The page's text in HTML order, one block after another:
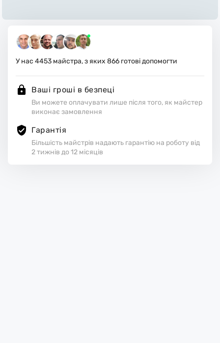
еріали. Виконавці стежать за чистотою та прибирають робо
че місце.
У нас 4453 майстра, з яких 866 готові допомогти
Ваші гроші в безпеці
Ви можете оплачувати лише після того, як майстер
виконає замовлення
Гарантія
Більшість майстрів надають гарантію на роботу від
2 тижнів до 12 місяців